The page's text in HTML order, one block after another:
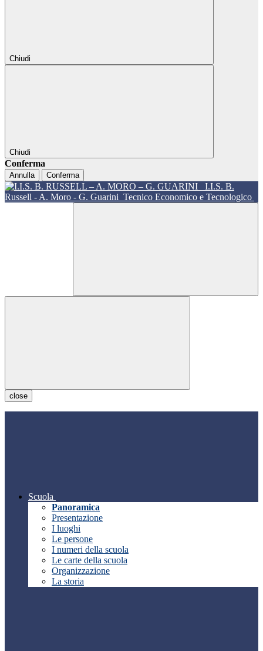
Chiudi
Chiudi
Conferma
Annulla Conferma
I.I.S. B.
Russell - A. Moro - G. Guarini Tecnico Economico e Tecnologico
close
Scuola
Panoramica
Presentazione
I luoghi
Le persone
I numeri della scuola
Le carte della scuola
Organizzazione
La storia